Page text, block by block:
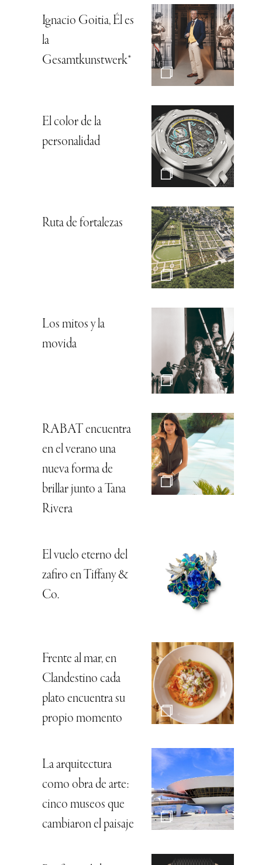
Ignacio Goitia, Él es
la
Gesamtkunstwerk*
El color de la
personalidad
Ruta de fortalezas
Los mitos y la
movida
RABAT encuentra
en el verano una
nueva forma de
brillar junto a Tana
Rivera
El vuelo eterno del
zafiro en Tiffany &
Co.
Frente al mar, en
Clandestino cada
plato encuentra su
propio momento
La arquitectura
como obra de arte:
cinco museos que
cambiaron el paisaje